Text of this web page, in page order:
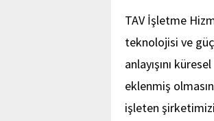
TAV İşletme
teknolojisi ve
anlayışını
eklenmiş
işleten